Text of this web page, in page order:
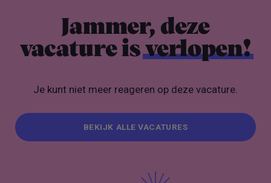
Jammer, deze
vacature isverlopen!
Je kunt niet meer reageren op deze vacature.
BEKIJK ALLE VACATURES